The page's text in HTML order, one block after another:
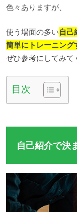
色々ありますが、
使う場面の多い自己
簡単にトレーニング
ぜひ参考にしてみて
目次
自己紹介で決